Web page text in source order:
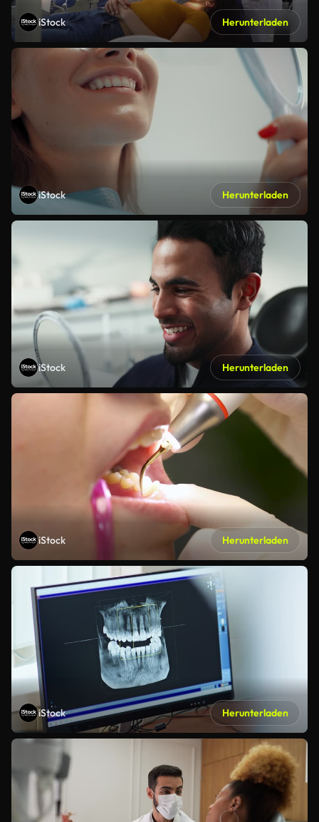
iStock Herunterladen
iStock Herunterladen
iStock Herunterladen
iStock Herunterladen
iStock Herunterladen